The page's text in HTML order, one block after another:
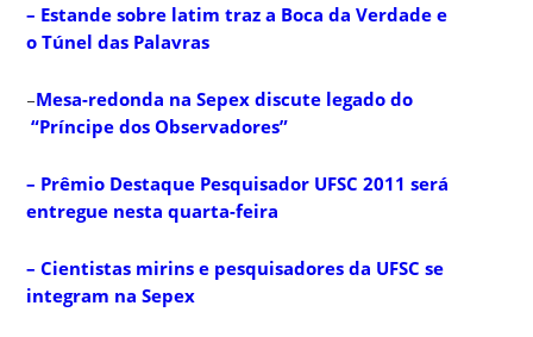
– Estande sobre latim traz a Boca da Verdade e
o Túnel das Palavras
–Mesa-redonda na Sepex discute legado do
“Príncipe dos Observadores”
– Prêmio Destaque Pesquisador UFSC 2011 será
entregue nesta quarta-feira
– Cientistas mirins e pesquisadores da UFSC se
integram na Sepex